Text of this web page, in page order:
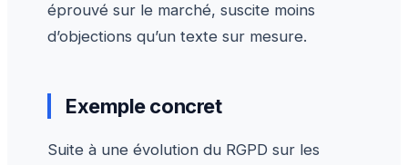
éprouvé sur le marché, suscite moins
d’objections qu’un texte sur mesure.
Exemple concret
Suite à une évolution du RGPD sur les